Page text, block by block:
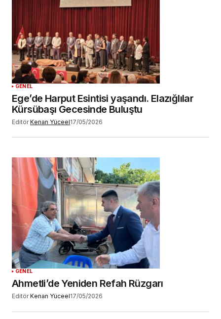
GENEL
Ege’de Harput Esintisi yaşandı. Elazığlılar
Kürsübaşı Gecesinde Buluştu
Editör Kenan Yüceel17/05/2026
GENEL
Ahmetli’de Yeniden Refah Rüzgarı
Editör Kenan Yüceel17/05/2026